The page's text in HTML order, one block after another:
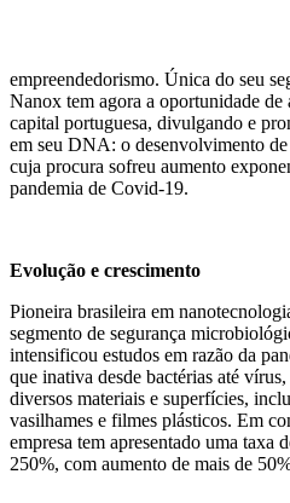
empreendedorismo. Única do seu
Nanox tem agora a oportunidade
capital portuguesa, divulgando e
em seu DNA: o desenvolvimento
cuja procura sofreu aumento
pandemia de Covid-19.
Evolução e crescimento
Pioneira brasileira em
segmento de segurança
intensificou estudos em razão da
que inativa desde bactérias até
diversos materiais e superfícies,
vasilhames e filmes plásticos. Em
empresa tem apresentado uma taxa
250%, com aumento de mais de